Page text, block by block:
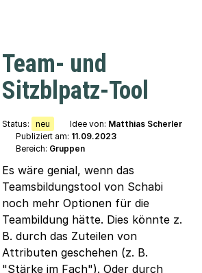
Team- und
Sitzblpatz-Tool
Status: neu Idee von: Matthias Scherler
Publiziert am: 11.09.2023
Bereich: Gruppen
Es wäre genial, wenn das
Teamsbildungstool von Schabi
noch mehr Optionen für die
Teambildung hätte. Dies könnte z.
B. durch das Zuteilen von
Attributen geschehen (z. B.
"Stärke im Fach"). Oder durch